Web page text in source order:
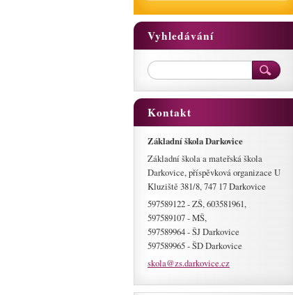
Vyhledávání
Kontakt
Základní škola Darkovice
Základní škola a mateřská škola
Darkovice, příspěvková organizace U
Kluziště 381/8, 747 17 Darkovice
597589122 - ZŠ, 603581961,
597589107 - MŠ,
597589964 - ŠJ Darkovice
597589965 - ŠD Darkovice
skola@zs.darkovice.cz